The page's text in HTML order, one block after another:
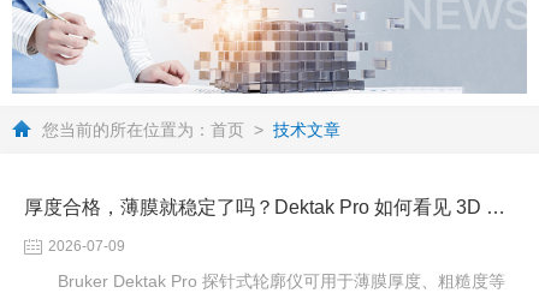
您当前的所在位置为： 首页 > 技术文章
厚度合格，薄膜就稳定了吗？Dektak Pro 如何看见 3D 形貌与薄膜应力
2026-07-09
Bruker Dektak Pro 探针式轮廓仪可用于薄膜厚度、粗糙度等